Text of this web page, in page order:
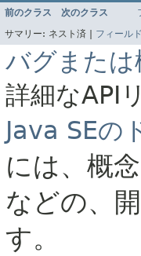
前のクラス 次のクラス
サマリー: ネスト済 | フィールド
バグまたは
詳細なAPI
Java SEの
には、概
などの、
す。